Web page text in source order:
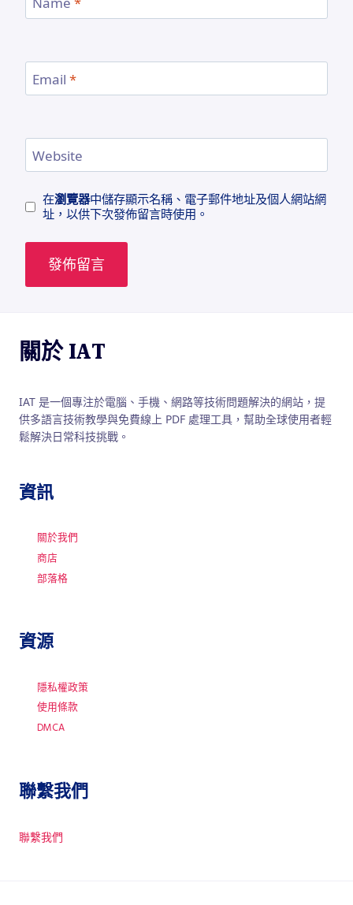
Email *
Website
在瀏覽器中儲存顯示名稱、電子郵件地址及個人網站網
址，以供下次發佈留言時使用。
關於 IAT
IAT 是一個專注於電腦、手機、網路等技術問題解決的網站，提
供多語言技術教學與免費線上 PDF 處理工具，幫助全球使用者輕
鬆解決日常科技挑戰。
資訊
關於我們
商店
部落格
資源
隱私權政策
使用條款
DMCA
聯繫我們
聯繫我們